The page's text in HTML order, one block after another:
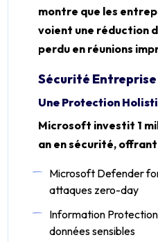
montre que les
voient une réduction
perdu en réunions
Sécurité
Une Protection
Microsoft investit 1
an en sécurité, offrant
Microsoft Defender
attaques zero-day
Information
données sensibles